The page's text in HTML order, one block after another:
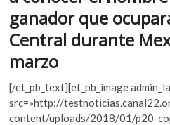
ganador que
Central durante
marzo
[/et_pb_text][et_pb_image
src=»http://
content/uploads/2018/01/p20-